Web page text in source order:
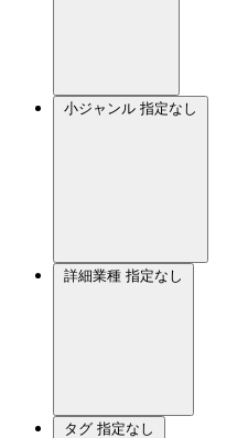
小ジャンル 指定なし
詳細業種 指定なし
タグ 指定なし